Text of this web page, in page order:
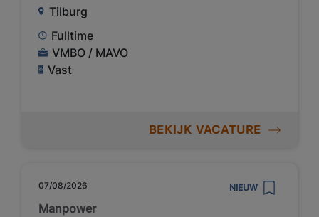
Tilburg
Fulltime
VMBO / MAVO
Vast
BEKIJK VACATURE
07/08/2026 NIEUW
Manpower